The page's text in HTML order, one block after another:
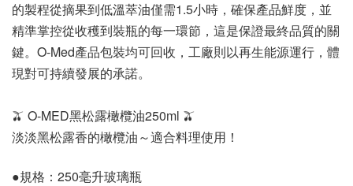
的製程從摘果到低溫萃油僅需1.5小時，確保產品鮮度，並
精準掌控從收穫到裝瓶的每一環節，這是保證最終品質的關
鍵。O-Med產品包裝均可回收，工廠則以再生能源運行，體
現對可持續發展的承諾。
🫒 O-MED黑松露橄欖油250ml 🫒
淡淡黑松露香的橄欖油～適合料理使用！
●規格：250毫升玻璃瓶